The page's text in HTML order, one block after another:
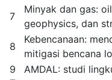
7
Minyak dan gas:
geophysics, dan
8
Kebencanaan:
mitigasi bencana
9
AMDAL: studi